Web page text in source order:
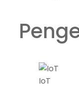
IoT